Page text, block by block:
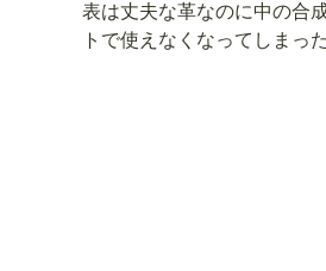
表は丈夫な革なのに中の合
トで使えなくなってしまっ